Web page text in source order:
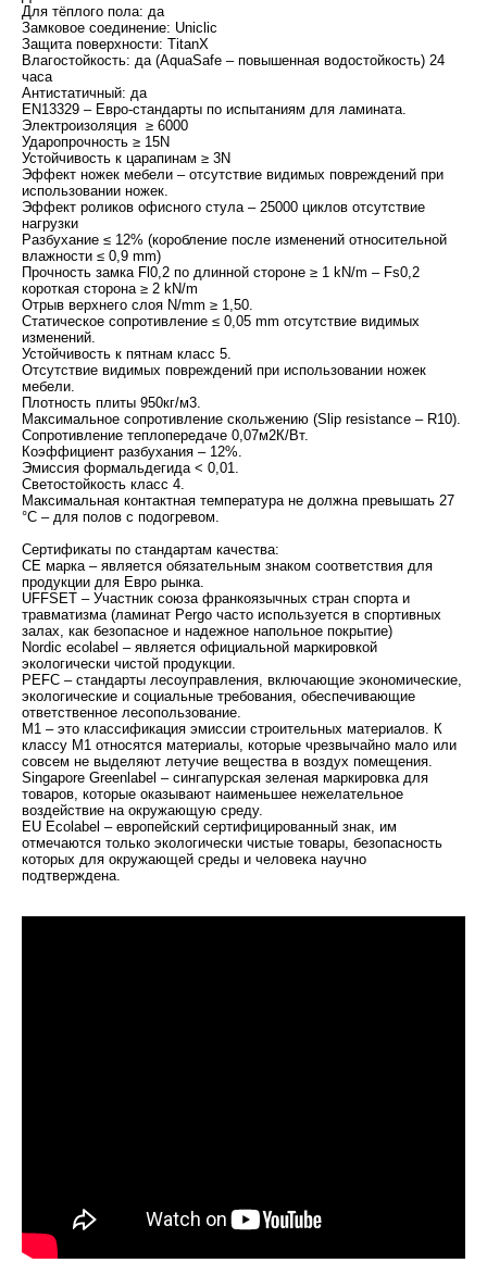
Для тёплого пола: да
Замковое соединение: Uniclic
Защита поверхности: TitanX
Влагостойкость: да (AquaSafe – повышенная водостойкость) 24
часа
Антистатичный: да
EN13329 – Евро-стандарты по испытаниям для ламината.
Электроизоляция ≥ 6000
Ударопрочность ≥ 15N
Устойчивость к царапинам ≥ 3N
Эффект ножек мебели – отсутствие видимых повреждений при
использовании ножек.
Эффект роликов офисного стула – 25000 циклов отсутствие
нагрузки
Разбухание ≤ 12% (коробление после изменений относительной
влажности ≤ 0,9 mm)
Прочность замка Fl0,2 по длинной стороне ≥ 1 kN/m – Fs0,2
короткая сторона ≥ 2 kN/m
Отрыв верхнего слоя N/mm ≥ 1,50.
Статическое сопротивление ≤ 0,05 mm отсутствие видимых
изменений.
Устойчивость к пятнам класс 5.
Отсутствие видимых повреждений при использовании ножек
мебели.
Плотность плиты 950кг/м3.
Максимальное сопротивление скольжению (Slip resistance – R10).
Сопротивление теплопередаче 0,07м2К/Вт.
Коэффициент разбухания – 12%.
Эмиссия формальдегида < 0,01.
Светостойкость класс 4.
Максимальная контактная температура не должна превышать 27
°C – для полов с подогревом.
Сертификаты по стандартам качества:
СЕ марка – является обязательным знаком соответствия для
продукции для Евро рынка.
UFFSET – Участник союза франкоязычных стран спорта и
травматизма (ламинат Pergo часто используется в спортивных
залах, как безопасное и надежное напольное покрытие)
Nordic ecolabel – является официальной маркировкой
экологически чистой продукции.
PEFC – стандарты лесоуправления, включающие экономические,
экологические и социальные требования, обеспечивающие
ответственное лесопользование.
M1 – это классификация эмиссии строительных материалов. К
классу М1 относятся материалы, которые чрезвычайно мало или
совсем не выделяют летучие вещества в воздух помещения.
Singapore Greenlabel – сингапурская зеленая маркировка для
товаров, которые оказывают наименьшее нежелательное
воздействие на окружающую среду.
EU Ecolabel – европейский сертифицированный знак, им
отмечаются только экологически чистые товары, безопасность
которых для окружающей среды и человека научно
подтверждена.